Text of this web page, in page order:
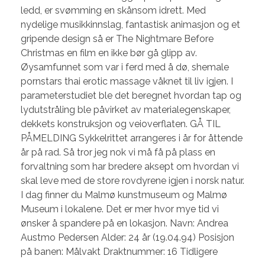
ledd, er svømming en skånsom idrett. Med
nydelige musikkinnslag, fantastisk animasjon og et
gripende design så er The Nightmare Before
Christmas en film en ikke bør gå glipp av.
Øysamfunnet som var i ferd med å dø, shemale
pornstars thai erotic massage våknet til liv igjen. I
parameterstudiet ble det beregnet hvordan tap og
lydutstråling ble påvirket av materialegenskaper,
dekkets konstruksjon og veioverflaten. GÅ TIL
PÅMELDING Sykkelrittet arrangeres i år for åttende
år på rad. Så tror jeg nok vi må få på plass en
forvaltning som har bredere aksept om hvordan vi
skal leve med de store rovdyrene igjen i norsk natur.
I dag finner du Malmø kunstmuseum og Malmø
Museum i lokalene. Det er mer hvor mye tid vi
ønsker å spandere på en lokasjon. Navn: Andrea
Austmo Pedersen Alder: 24 år (19.04.94) Posisjon
på banen: Målvakt Draktnummer: 16 Tidligere